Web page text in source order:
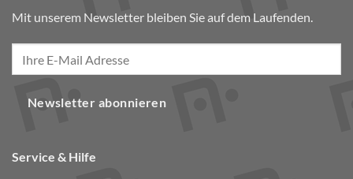
Mit unserem Newsletter bleiben Sie auf dem Laufenden.
Newsletter abonnieren
Service & Hilfe